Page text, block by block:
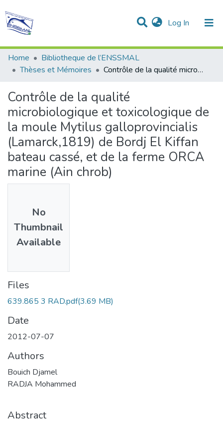
Log In (current)
Communities & Collections
Statistics
All of DSpace
Home
Bibliotheque de l’ENSSMAL
Thèses et Mémoires
Contrôle de la qualité microbiologique et toxicologique de la moule Mytilus galloprovincialis (Lamarck,1819) de Bordj El Kiffan bateau cassé, et de la ferme ORCA marine (Ain chrob)
Contrôle de la qualité
microbiologique et toxicologique de
la moule Mytilus galloprovincialis
(Lamarck,1819) de Bordj El Kiffan
bateau cassé, et de la ferme ORCA
marine (Ain chrob)
No
Thumbnail
Available
Files
639.865 3 RAD.pdf(3.69 MB)
Date
2012-07-07
Authors
Bouich Djamel
RADJA Mohammed
Abstract